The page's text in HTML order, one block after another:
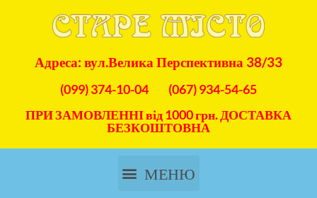
Адреса: вул.Велика Перспективна 38/33
(099) 374-10-04
(067) 934-54-65
ПРИ ЗАМОВЛЕННІ від 1000 грн. ДОСТАВКА
БЕЗКОШТОВНА